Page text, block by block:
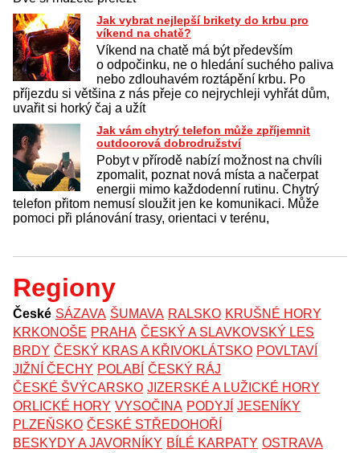
Jak vybrat nejlepší brikety do krbu pro
víkend na chatě?
Víkend na chatě má být především
o odpočinku, ne o hledání suchého paliva
nebo zdlouhavém roztápění krbu. Po
příjezdu si většina z nás přeje co nejrychleji vyhřát dům,
uvařit si horký čaj a užít
Jak vám chytrý telefon může zpříjemnit
outdoorová dobrodružství
Pobyt v přírodě nabízí možnost na chvíli
zpomalit, poznat nová místa a načerpat
energii mimo každodenní rutinu. Chytrý
telefon přitom nemusí sloužit jen ke komunikaci. Může
pomoci při plánování trasy, orientaci v terénu,
Regiony
České SÁZAVA ŠUMAVA RALSKO KRUŠNÉ HORY
KRKONOŠE PRAHA ČESKÝ A SLAVKOVSKÝ LES
BRDY ČESKÝ KRAS A KŘIVOKLÁTSKO POVLTAVÍ
JIŽNÍ ČECHY POLABÍ ČESKÝ RÁJ
ČESKÉ ŠVÝCARSKO JIZERSKÉ A LUŽICKÉ HORY
ORLICKÉ HORY VYSOČINA PODYJÍ JESENÍKY
PLZEŇSKO ČESKÉ STŘEDOHOŘÍ
BESKYDY A JAVORNÍKY BÍLÉ KARPATY OSTRAVA